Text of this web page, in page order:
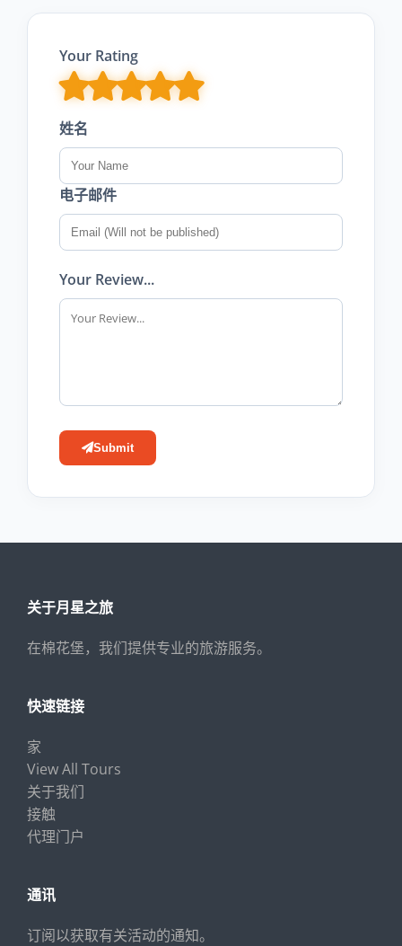
Your Rating
姓名
电子邮件
Your Review...
Submit
关于月星之旅
在棉花堡，我们提供专业的旅游服务。
快速链接
家
View All Tours
关于我们
接触
代理门户
通讯
订阅以获取有关活动的通知。